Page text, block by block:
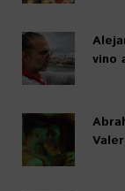
vino